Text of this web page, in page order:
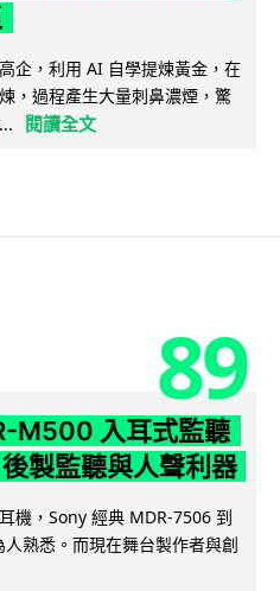
企，利用 AI 自學提煉黃金，在
，過程產生大量刺鼻濃煙，驚
閱讀全文
89
M500 入耳式監聽
製監聽與人聲利器
機，Sony 經典 MDR-7506 到
熟悉。而現在舞台製作者與創